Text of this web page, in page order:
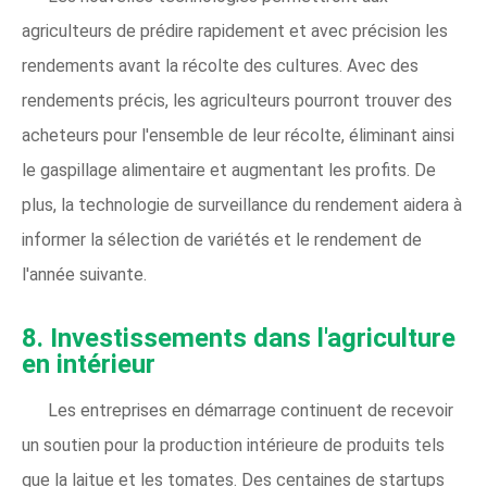
agriculteurs de prédire rapidement et avec précision les
rendements avant la récolte des cultures. Avec des
rendements précis, les agriculteurs pourront trouver des
acheteurs pour l'ensemble de leur récolte, éliminant ainsi
le gaspillage alimentaire et augmentant les profits. De
plus, la technologie de surveillance du rendement aidera à
informer la sélection de variétés et le rendement de
l'année suivante.
8. Investissements dans l'agriculture
en intérieur
Les entreprises en démarrage continuent de recevoir
un soutien pour la production intérieure de produits tels
que la laitue et les tomates. Des centaines de startups